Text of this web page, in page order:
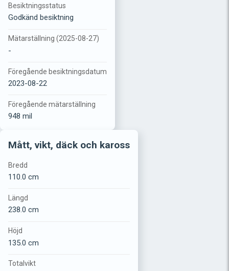
Besiktningsstatus
Godkänd besiktning
Mätarställning (2025-08-27)
-
Föregående besiktningsdatum
2023-08-22
Föregående mätarställning
948 mil
Mått, vikt, däck och kaross
Bredd
110.0 cm
Längd
238.0 cm
Höjd
135.0 cm
Totalvikt